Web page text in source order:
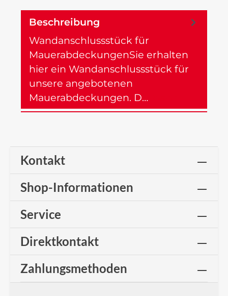
Beschreibung
Wandanschlussstück für
MauerabdeckungenSie erhalten
hier ein Wandanschlussstück für
unsere angebotenen
Mauerabdeckungen. D…
Kontakt
Shop-Informationen
Service
Direktkontakt
Zahlungsmethoden